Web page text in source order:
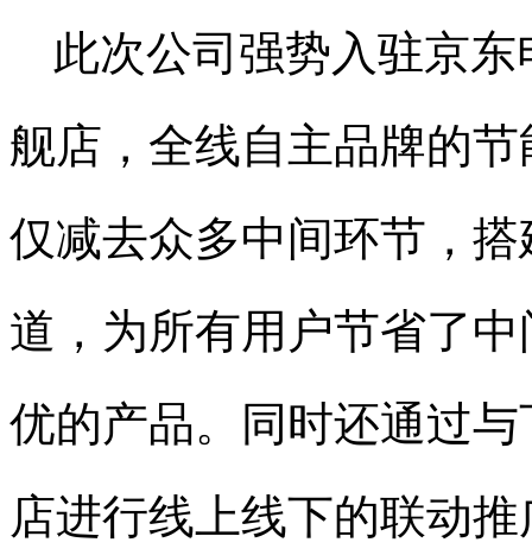
此次公司强势入驻京
舰店，全线自主品牌的
仅减去众多中间环节，
道，为所有用户节省了
优的产品。同时还通过
店进行线上线下的联动